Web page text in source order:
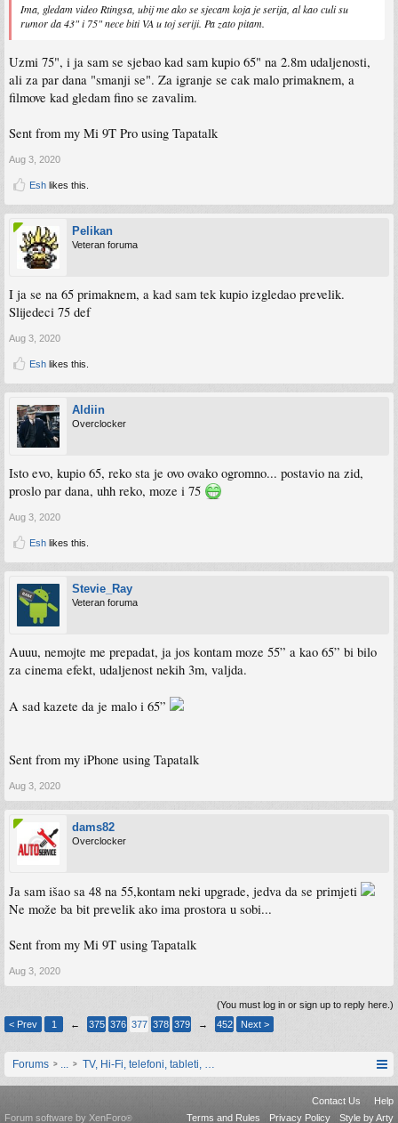
Ima, gledam video Rtingsa, ubij me ako se sjecam koja je serija, al kao culi su
rumor da 43" i 75" nece biti VA u toj seriji. Pa zato pitam.
Uzmi 75", i ja sam se sjebao kad sam kupio 65" na 2.8m udaljenosti,
ali za par dana "smanji se". Za igranje se cak malo primaknem, a
filmove kad gledam fino se zavalim.
Sent from my Mi 9T Pro using Tapatalk
Aug 3, 2020
Esh likes this.
Pelikan
Veteran foruma
I ja se na 65 primaknem, a kad sam tek kupio izgledao prevelik.
Slijedeci 75 def
Aug 3, 2020
Esh likes this.
Aldiin
Overclocker
Isto evo, kupio 65, reko sta je ovo ovako ogromno... postavio na zid,
proslo par dana, uhh reko, moze i 75
Aug 3, 2020
Esh likes this.
Stevie_Ray
Veteran foruma
Auuu, nemojte me prepadat, ja jos kontam moze 55” a kao 65” bi bilo
za cinema efekt, udaljenost nekih 3m, valjda.
A sad kazete da je malo i 65”
Sent from my iPhone using Tapatalk
Aug 3, 2020
dams82
Overclocker
Ja sam išao sa 48 na 55,kontam neki upgrade, jedva da se primjeti
Ne može ba bit prevelik ako ima prostora u sobi...
Sent from my Mi 9T using Tapatalk
Aug 3, 2020
(You must log in or sign up to reply here.)
< Prev
1 ← 375 376 377 378 379 → 452 Next >
Forums TV, Hi-Fi, telefoni, tableti, satovi, IoT oprema
Contact Us
Help
Terms and Rules
Privacy Policy Style by Arty
Forum software by XenForo®